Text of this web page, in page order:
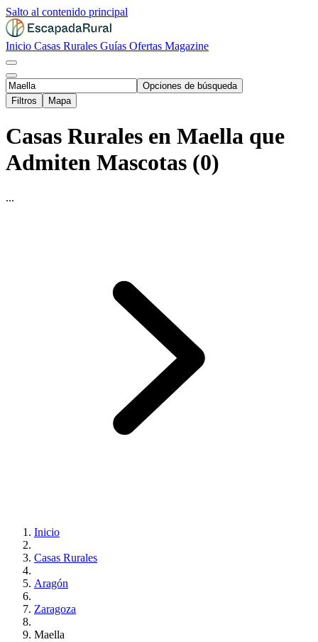
Salto al contenido principal
Inicio Casas Rurales Guías Ofertas Magazine
Opciones de búsqueda
Filtros
Mapa
Casas Rurales en Maella que
Admiten Mascotas (0)
...
Inicio
Casas Rurales
Aragón
Zaragoza
Maella